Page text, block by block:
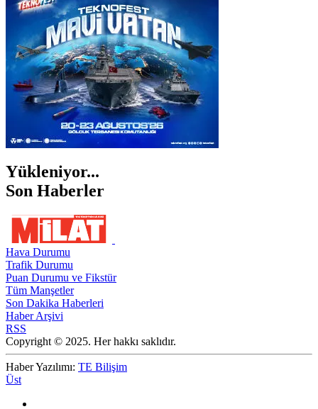
ŞANLIURFA
ŞIRNAK
Yükleniyor...
Son Haberler
Hava Durumu
Trafik Durumu
Puan Durumu ve Fikstür
Tüm Manşetler
Son Dakika Haberleri
Haber Arşivi
RSS
Copyright © 2025. Her hakkı saklıdır.
Haber Yazılımı: TE Bilişim
Üst